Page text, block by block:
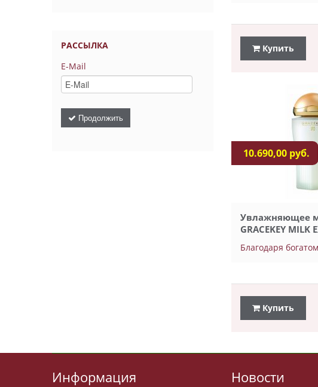
Купить
10.690,00 руб.
Увлажняющее
GRACEKEY MILK
Благодаря
Купить
РАССЫЛКА
E-Mail
Продолжить
Информация Новости